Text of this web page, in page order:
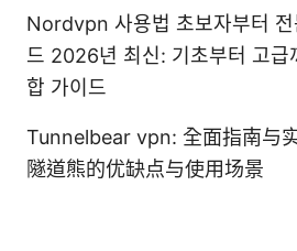
Nordvpn 사용법 초보자부터 전
드 2026년 최신: 기초부터 고급
합 가이드
Tunnelbear vpn: 全面指南与
隧道熊的优缺点与使用场景